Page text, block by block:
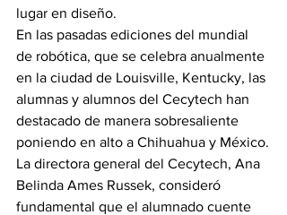
lugar en diseño.
En las pasadas ediciones del mundial
de robótica, que se celebra anualmente
en la ciudad de Louisville, Kentucky, las
alumnas y alumnos del Cecytech han
destacado de manera sobresaliente
poniendo en alto a Chihuahua y México.
La directora general del Cecytech, Ana
Belinda Ames Russek, consideró
fundamental que el alumnado cuente